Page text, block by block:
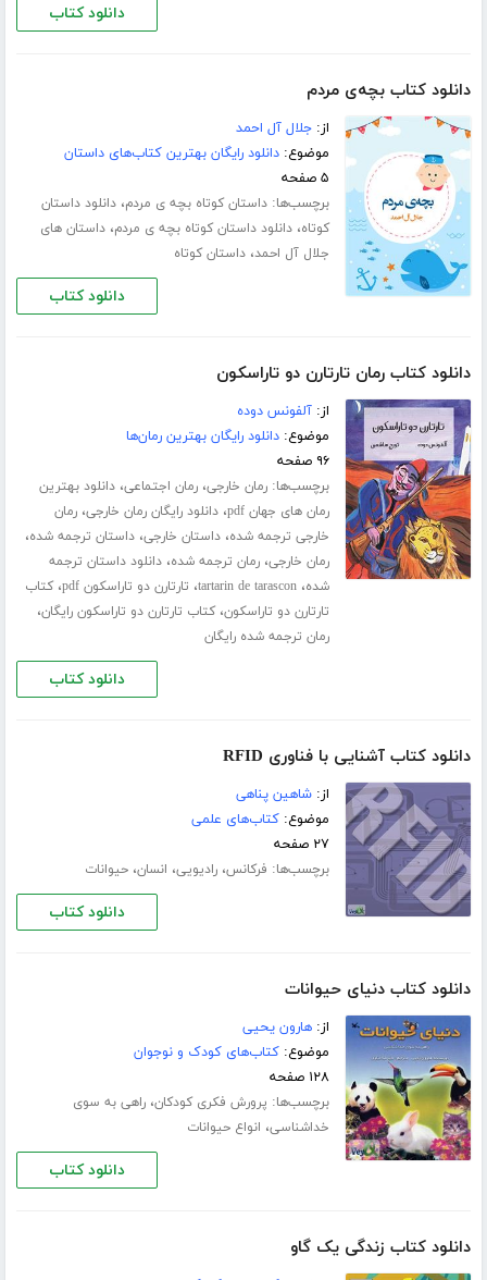
دانلود کتاب
دانلود کتاب بچه‌ی مردم
از:جلال آل احمد
موضوع:دانلود رایگان بهترین کتاب‌های داستان
۵ صفحه
برچسب‌ها:داستان کوتاه بچه ی مردم،دانلود داستان
کوتاه،دانلود داستان کوتاه بچه ی مردم،داستان های
جلال آل احمد،داستان کوتاه
دانلود کتاب
دانلود کتاب رمان تارتارن دو تاراسکون
از:آلفونس دوده
موضوع:دانلود رایگان بهترین رمان‌ها
۹۶ صفحه
برچسب‌ها:رمان خارجی،رمان اجتماعی،دانلود بهترین
رمان های جهان pdf
،دانلود رایگان رمان خارجی،رمان
خارجی ترجمه شده،داستان خارجی،داستان ترجمه شده،
رمان خارجی،رمان ترجمه شده،دانلود داستان ترجمه
شده،tartarin de tarascon، تارتارن دو تاراسکون pdf ،کتاب
تارتارن دو تاراسکون،کتاب تارتارن دو تاراسکون رایگان،
رمان ترجمه شده رایگان
دانلود کتاب
دانلود کتاب آشنایی با فناوری RFID
از:شاهین پناهی
موضوع:کتاب‌های علمی
۲۷ صفحه
برچسب‌ها: فرکانس،رادیویی، انسان،حیوانات
دانلود کتاب
دانلود کتاب دنیای حیوانات
از:هارون یحیی
موضوع:کتاب‌های کودک و نوجوان
۱۲۸ صفحه
برچسب‌ها: پرورش فکری کودکان،راهی به سوی
خدا‌شناسی، انواع حیوانات
دانلود کتاب
دانلود کتاب زندگی یک گاو